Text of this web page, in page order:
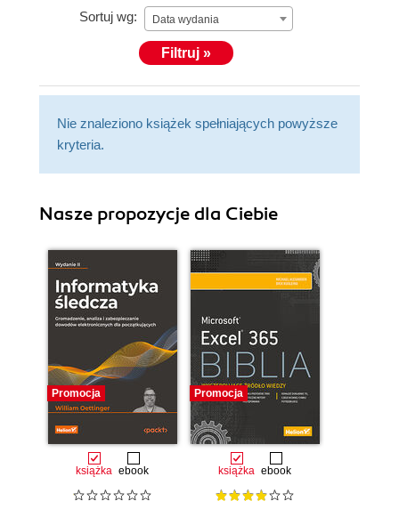
Sortuj wg: Data wydania
Filtruj »
Nie znaleziono książek spełniających powyższe
kryteria.
Nasze propozycje dla Ciebie
Promocja
książka ebook
Promocja
książka ebook